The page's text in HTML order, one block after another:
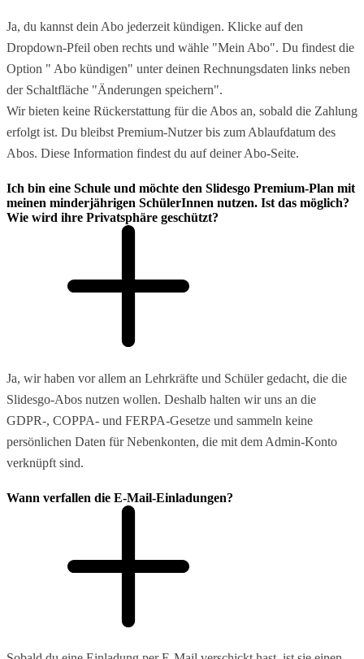
Ja, du kannst dein Abo jederzeit kündigen. Klicke auf den
Dropdown-Pfeil oben rechts und wähle "Mein Abo". Du findest die
Option " Abo kündigen" unter deinen Rechnungsdaten links neben
der Schaltfläche "Änderungen speichern".
Wir bieten keine Rückerstattung für die Abos an, sobald die Zahlung
erfolgt ist. Du bleibst Premium-Nutzer bis zum Ablaufdatum des
Abos. Diese Information findest du auf deiner Abo-Seite.
Ich bin eine Schule und möchte den Slidesgo Premium-Plan mit
meinen minderjährigen SchülerInnen nutzen. Ist das möglich?
Wie wird ihre Privatsphäre geschützt?
Ja, wir haben vor allem an Lehrkräfte und Schüler gedacht, die die
Slidesgo-Abos nutzen wollen. Deshalb halten wir uns an die
GDPR-, COPPA- und FERPA-Gesetze und sammeln keine
persönlichen Daten für Nebenkonten, die mit dem Admin-Konto
verknüpft sind.
Wann verfallen die E-Mail-Einladungen?